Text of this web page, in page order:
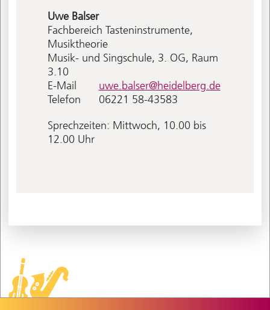
Uwe Balser
Fachbereich Tasteninstrumente,
Musiktheorie
Musik- und Singschule, 3. OG, Raum
3.10
E-Mail
uwe.balser@heidelberg.de
Telefon
06221 58-43583
Sprechzeiten: Mittwoch, 10.00 bis
12.00 Uhr